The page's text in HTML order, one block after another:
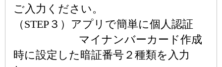
ご入力ください。
（STEP３）アプリで簡単に個人認証
マイナンバーカード作成
時に設定した暗証番号２種類を入力